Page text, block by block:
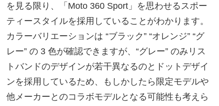
を見る限り、「Moto 360 Sport」を思わせるスポー
ティースタイルを採用していることがわかります。
カラーバリエーションは “ブラック” “オレンジ” “グ
レー” の 3 色が確認できますが、“グレー” のみリス
トバンドのデザインが若干異なるのとドットデザイ
ンを採用しているため、もしかしたら限定モデルや
他メーカーとのコラボモデルとなる可能性も考えら